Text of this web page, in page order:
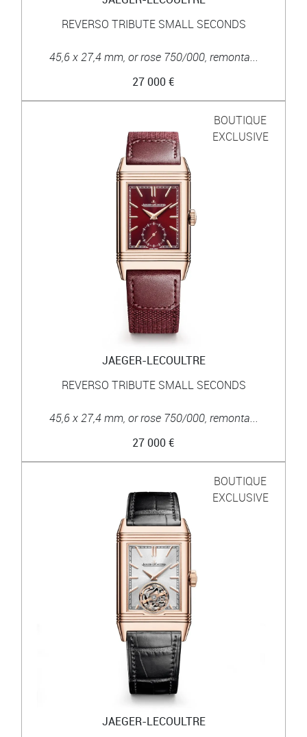
REVERSO TRIBUTE SMALL SECONDS
45,6 x 27,4 mm, or rose 750/000, remonta...
27 000 €
BOUTIQUE
EXCLUSIVE
JAEGER-LECOULTRE
REVERSO TRIBUTE SMALL SECONDS
45,6 x 27,4 mm, or rose 750/000, remonta...
27 000 €
BOUTIQUE
EXCLUSIVE
JAEGER-LECOULTRE